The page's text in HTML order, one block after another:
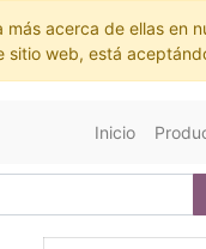
acerca de ellas en
sitio web, está
Inicio